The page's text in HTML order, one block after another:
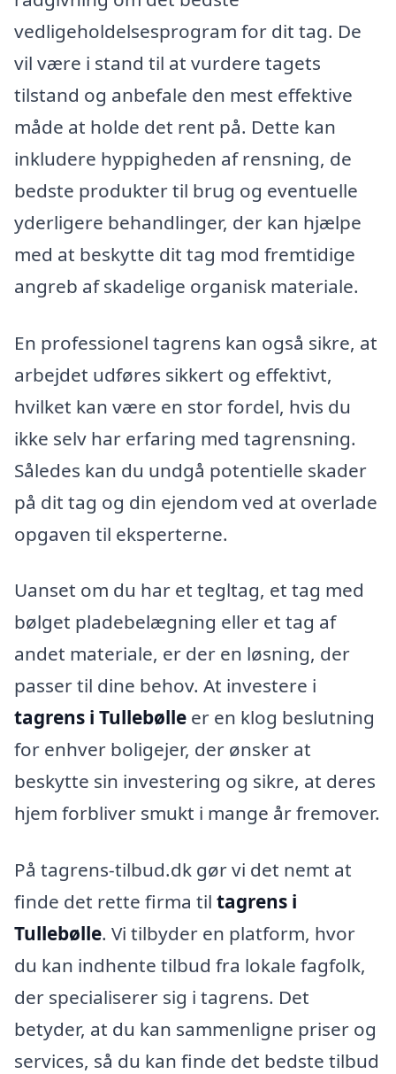
vedligeholdelsesprogram for dit tag. De
vil være i stand til at vurdere tagets
tilstand og anbefale den mest effektive
måde at holde det rent på. Dette kan
inkludere hyppigheden af rensning, de
bedste produkter til brug og eventuelle
yderligere behandlinger, der kan hjælpe
med at beskytte dit tag mod fremtidige
angreb af skadelige organisk materiale.
En professionel tagrens kan også sikre, at
arbejdet udføres sikkert og effektivt,
hvilket kan være en stor fordel, hvis du
ikke selv har erfaring med tagrensning.
Således kan du undgå potentielle skader
på dit tag og din ejendom ved at overlade
opgaven til eksperterne.
Uanset om du har et tegltag, et tag med
bølget pladebelægning eller et tag af
andet materiale, er der en løsning, der
passer til dine behov. At investere i
tagrens i Tullebølle er en klog beslutning
for enhver boligejer, der ønsker at
beskytte sin investering og sikre, at deres
hjem forbliver smukt i mange år fremover.
På tagrens-tilbud.dk gør vi det nemt at
finde det rette firma til tagrens i
Tullebølle. Vi tilbyder en platform, hvor
du kan indhente tilbud fra lokale fagfolk,
der specialiserer sig i tagrens. Det
betyder, at du kan sammenligne priser og
services, så du kan finde det bedste tilbud